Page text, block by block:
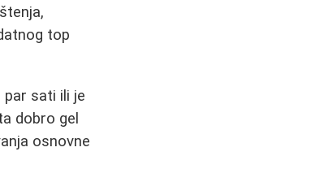
top
par sati ili je
dobro gel
osnovne